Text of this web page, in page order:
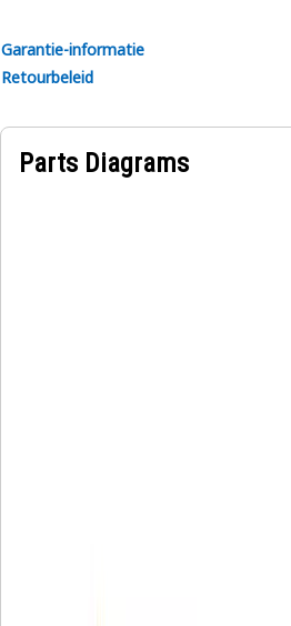
Garantie-informatie
Retourbeleid
Parts Diagrams